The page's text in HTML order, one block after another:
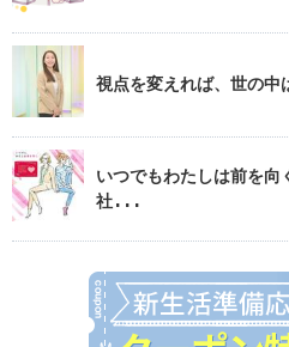
視点を変えれば、世の
いつでもわたしは前を向
社...